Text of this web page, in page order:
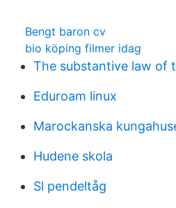
Bengt baron cv
bio köping filmer idag
The substantive law of
Eduroam linux
Marockanska
Hudene skola
Sl pendeltåg